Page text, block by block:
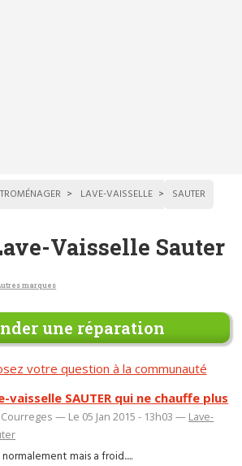
LAVE-VAISSELLE SAUTER
Vaisselle Sauter
marques
une réparation
votre question à la communauté
vaisselle SAUTER qui ne chauffe plus
— Le 05 Jan 2015 - 13h03 — Lave-
mais a froid.....